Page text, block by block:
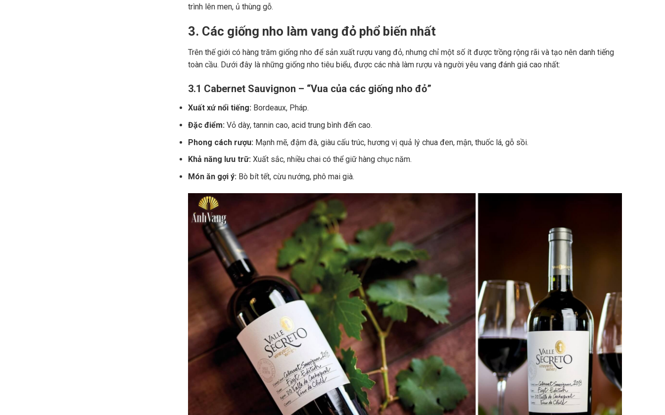
trình lên men, ủ thùng gỗ.
3. Các giống nho làm vang đỏ phổ biến nhất
Trên thế giới có hàng trăm giống nho để sản xuất rượu vang đỏ, nhưng chỉ một số ít được trồng rộng rãi và tạo nên danh tiếng
toàn cầu. Dưới đây là những giống nho tiêu biểu, được các nhà làm rượu và người yêu vang đánh giá cao nhất:
3.1 Cabernet Sauvignon – “Vua của các giống nho đỏ”
Xuất xứ nổi tiếng:Bordeaux, Pháp.
Đặc điểm:Vỏ dày, tannin cao, acid trung bình đến cao.
Phong cách rượu: Mạnh mẽ, đậm đà, giàu cấu trúc, hương vị quả lý chua đen, mận, thuốc lá, gỗ sồi.
Khả năng lưu trữ:Xuất sắc, nhiều chai có thể giữ hàng chục năm.
Món ăn gợi ý: Bò bít tết, cừu nướng, phô mai già.